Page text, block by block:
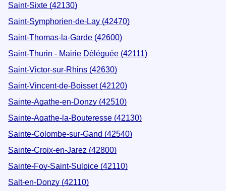
Saint-Sixte (42130)
Saint-Symphorien-de-Lay (42470)
Saint-Thomas-la-Garde (42600)
Saint-Thurin - Mairie Déléguée (42111)
Saint-Victor-sur-Rhins (42630)
Saint-Vincent-de-Boisset (42120)
Sainte-Agathe-en-Donzy (42510)
Sainte-Agathe-la-Bouteresse (42130)
Sainte-Colombe-sur-Gand (42540)
Sainte-Croix-en-Jarez (42800)
Sainte-Foy-Saint-Sulpice (42110)
Salt-en-Donzy (42110)